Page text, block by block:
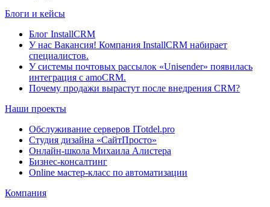
Блоги и кейсы
Блог InstallCRM
У нас Вакансия! Компания InstallCRM набирает
специалистов.
У системы почтовых рассылок «Unisender» появилась
интеграция с amoCRM.
Почему продажи вырастут после внедрения CRM?
Наши проекты
Обслуживание серверов ITotdel.pro
Студия дизайна «СайтПросто»
Онлайн-школа Михаила Алистера
Бизнес-консалтинг
Online мастер-класс по автоматизации
Компания